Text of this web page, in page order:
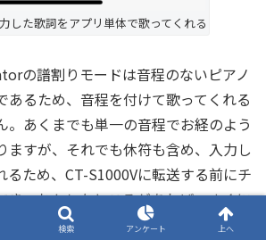
した歌詞をアプリ単体で歌ってくれる
の譜割りモードは音程のないピアノ
あるため、音程を付けて歌ってくれる
。あくまでも単一の音程でお経のよう
ますが、それでも休符も含め、入力し
るため、CT-S1000Vに転送する前にチ
き、おかしなところがあれば、すぐに
るのです。うまくいったら、その上で
検索 アンケート 上へ